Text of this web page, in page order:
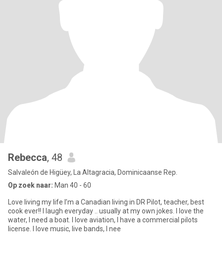
Rebecca, 48
Salvaleón de Higüey, La Altagracia, Dominicaanse Rep.
Op zoek naar: Man 40 - 60
Love living my life I’m a Canadian living in DR Pilot, teacher, best
cook ever!! I laugh everyday .. usually at my own jokes. I love the
water, I need a boat. I love aviation, I have a commercial pilots
license. I love music, live bands, I nee